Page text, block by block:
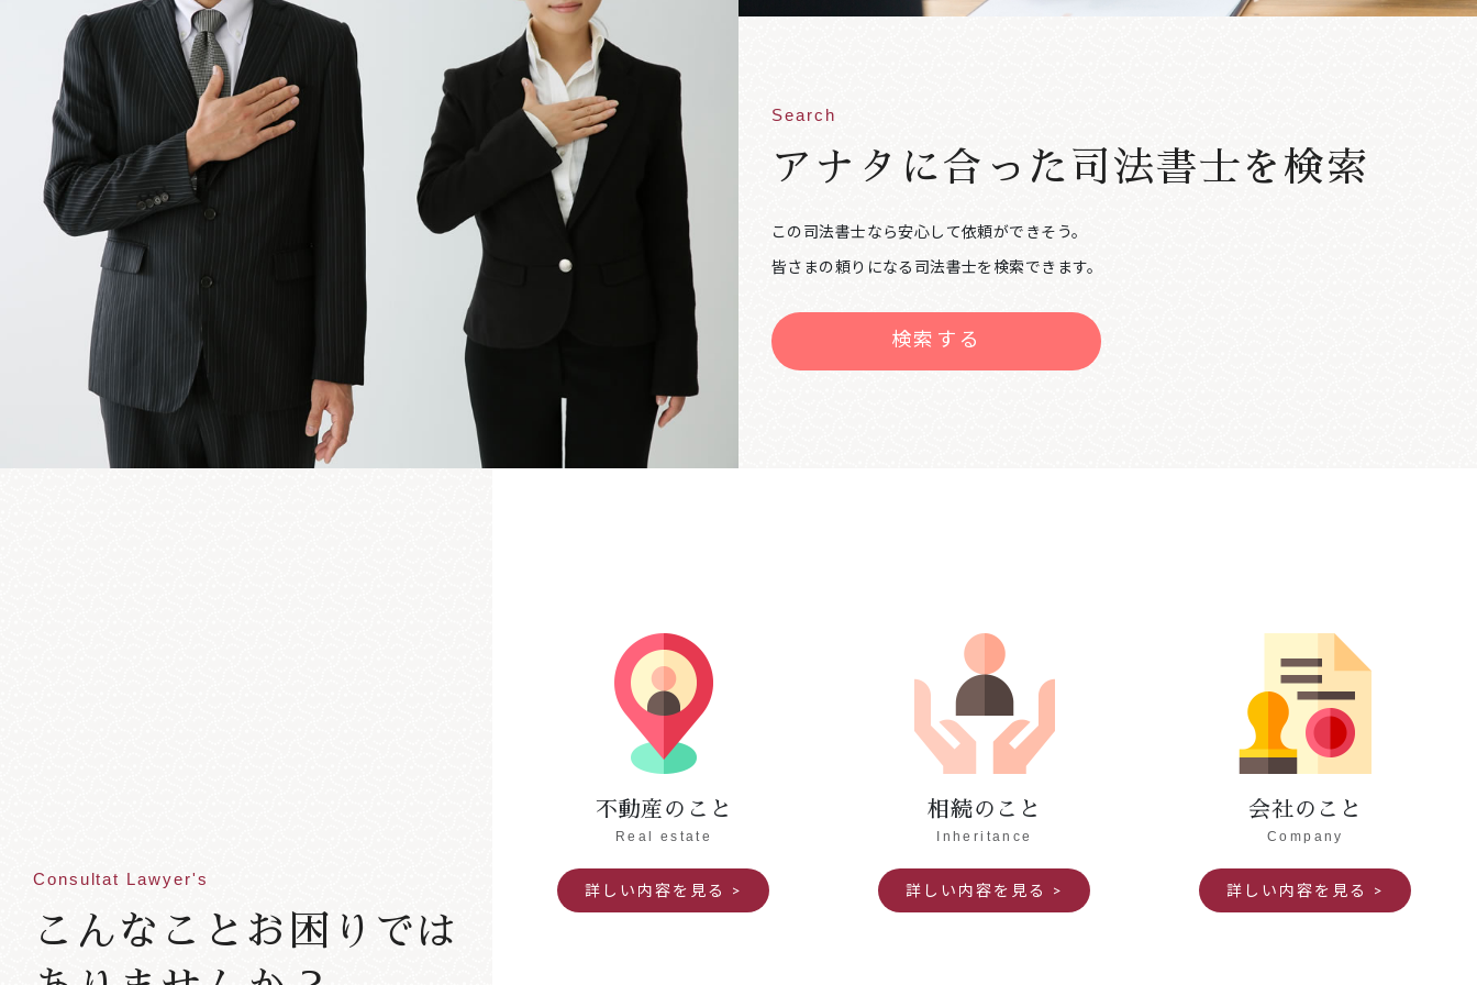
Search
アナタに合った 司法書士を検索
この司法書士なら安心して依頼ができそう。
皆さまの頼りになる司法書士を検索できます。
検索する
Consultat Lawyer's
こんなことお困りでは
不動産のこと
Real estate
詳しい内容を見る
相続のこと
Inheritance
詳しい内容を見る
会社のこと
Company
詳しい内容を見る